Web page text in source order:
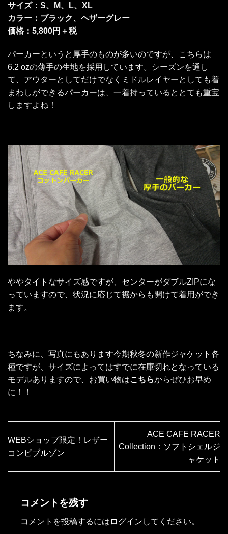
サイズ：S、M、L、XL
カラー：ブラック、ヘザーグレー
価格：5,800円＋税
パーカーというと厚手のものが多いのですが、こちらは
6.2 ozの薄手の生地を採用しています。シーズンを通し
て、アウターとしてだけでなくミドルレイヤーとしても着
まわしができるパーカーは、一着持っているととても重宝
しますよね！
ややタイトなサイズ感ですが、センターがダブルZIPにな
っていますので、状況に応じて裾からも開けて着用ができ
ます。
ちなみに、写真にもあります今期秋冬の新作ジャケット各
種ですが、サイズによってはすでに在庫切れとなっている
モデルありますので、お買い物はこちらからぜひお早め
に！！
WEBショップ限定！レザー
コンビブルゾン
ACE CAFE RACER
Collection：ソフトシェルジ
ャケット
コメントを残す
コメントを投稿するには ログイン してください。